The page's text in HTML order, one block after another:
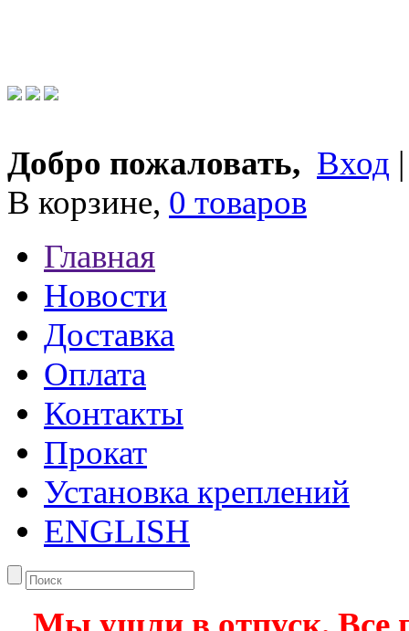
Добро пожаловать, Вход
В корзине, 0 товаров
Главная
Новости
Доставка
Оплата
Контакты
Прокат
Установка креплений
ENGLISH